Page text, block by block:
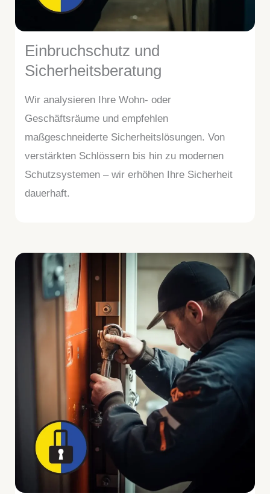
Einbruchschutz und
Sicherheitsberatung
Wir analysieren Ihre Wohn- oder
Geschäftsräume und empfehlen
maßgeschneiderte Sicherheitslösungen. Von
verstärkten Schlössern bis hin zu modernen
Schutzsystemen – wir erhöhen Ihre Sicherheit
dauerhaft.